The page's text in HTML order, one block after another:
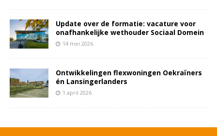
Update over de formatie: vacature voor
onafhankelijke wethouder Sociaal Domein
14 mei 2026
Ontwikkelingen flexwoningen Oekraïners
én Lansingerlanders
1 april 2026